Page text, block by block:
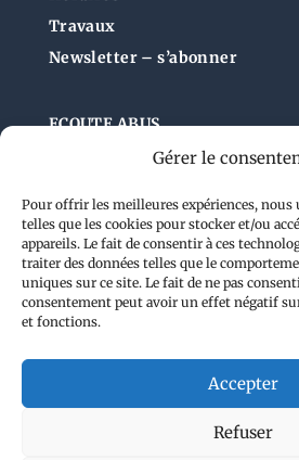
Gérer le
Pour offrir les meilleures expériences,
telles que les cookies pour stocker et/ou
appareils. Le fait de consentir à ces
traiter des données telles que le
uniques sur ce site. Le fait de ne pas
consentement peut avoir un effet négatif
et fonctions.
Accepter
Refuser
Travaux
Newsletter – s’abonner
ECOUTE ABUS
Administration du site